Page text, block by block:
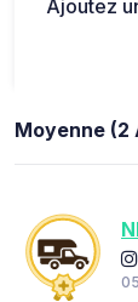
Ajoutez
Moyenne (2